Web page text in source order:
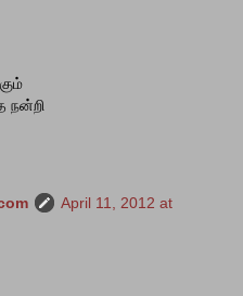
நன்றி
April 11, 2012 at